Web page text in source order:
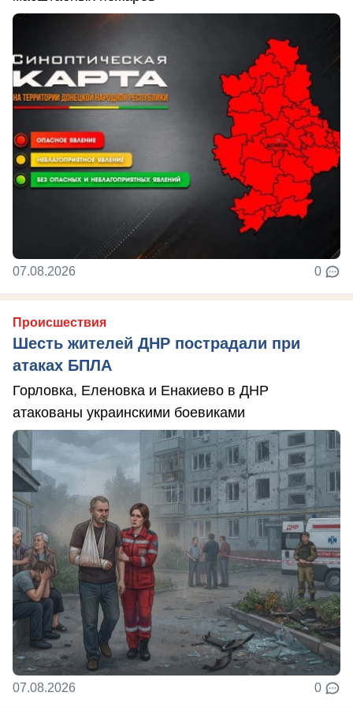
07.08.2026 0
Происшествия
Шесть жителей ДНР пострадали при
атаках БПЛА
Горловка, Еленовка и Енакиево в ДНР
атакованы украинскими боевиками
07.08.2026 0